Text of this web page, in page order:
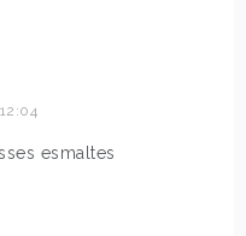
esmaltes